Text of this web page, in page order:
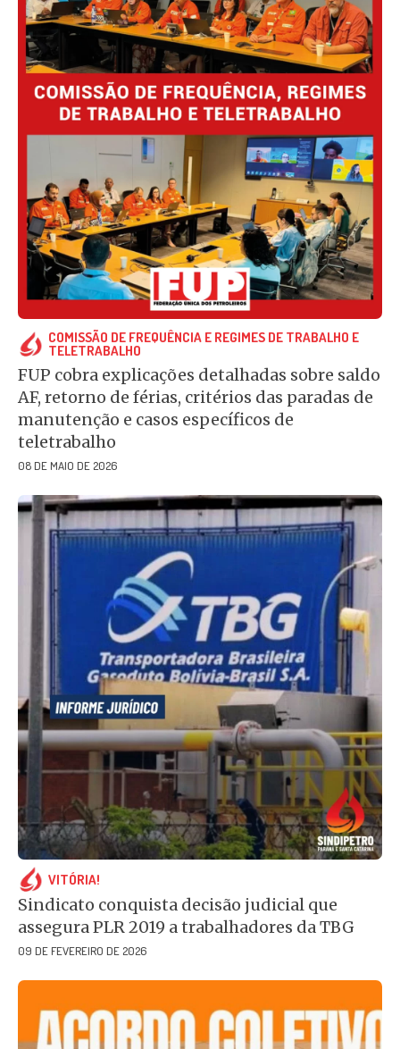
COMISSÃO DE FREQUÊNCIA E REGIMES DE TRABALHO E
TELETRABALHO
FUP cobra explicações detalhadas sobre saldo
AF, retorno de férias, critérios das paradas de
manutenção e casos específicos de
teletrabalho
08 DE MAIO DE 2026
VITÓRIA!
Sindicato conquista decisão judicial que
assegura PLR 2019 a trabalhadores da TBG
09 DE FEVEREIRO DE 2026